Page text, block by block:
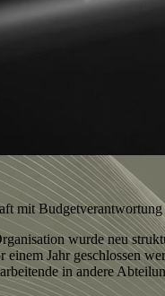
mit Budgetverantwortung
wurde neu
einem Jahr geschlossen
in andere